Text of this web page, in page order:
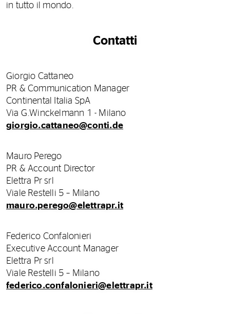
in tutto il mondo.
Contatti
Giorgio Cattaneo
PR & Communication Manager
Continental Italia SpA
Via G.Winckelmann 1 - Milano
giorgio.cattaneo@conti.de
Mauro Perego
PR & Account Director
Elettra Pr srl
Viale Restelli 5 – Milano
mauro.perego@elettrapr.it
Federico Confalonieri
Executive Account Manager
Elettra Pr srl
Viale Restelli 5 – Milano
federico.confalonieri@elettrapr.it